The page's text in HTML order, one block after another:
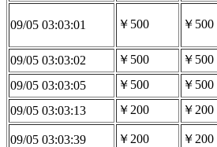
09/05 03:03:01 ￥500 ￥500
09/05 03:03:02 ￥500 ￥500
09/05 03:03:05 ￥500 ￥500
09/05 03:03:13 ￥200 ￥200
09/05 03:03:39 ￥200 ￥200